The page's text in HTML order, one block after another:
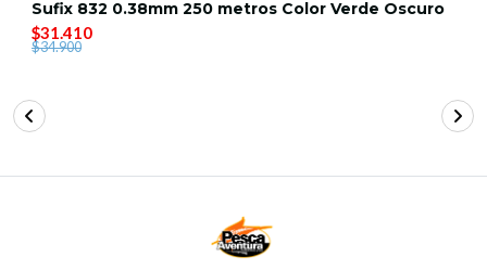
Sufix 832 0.38mm 250 metros Color Verde Oscuro
$31.410
$34.900